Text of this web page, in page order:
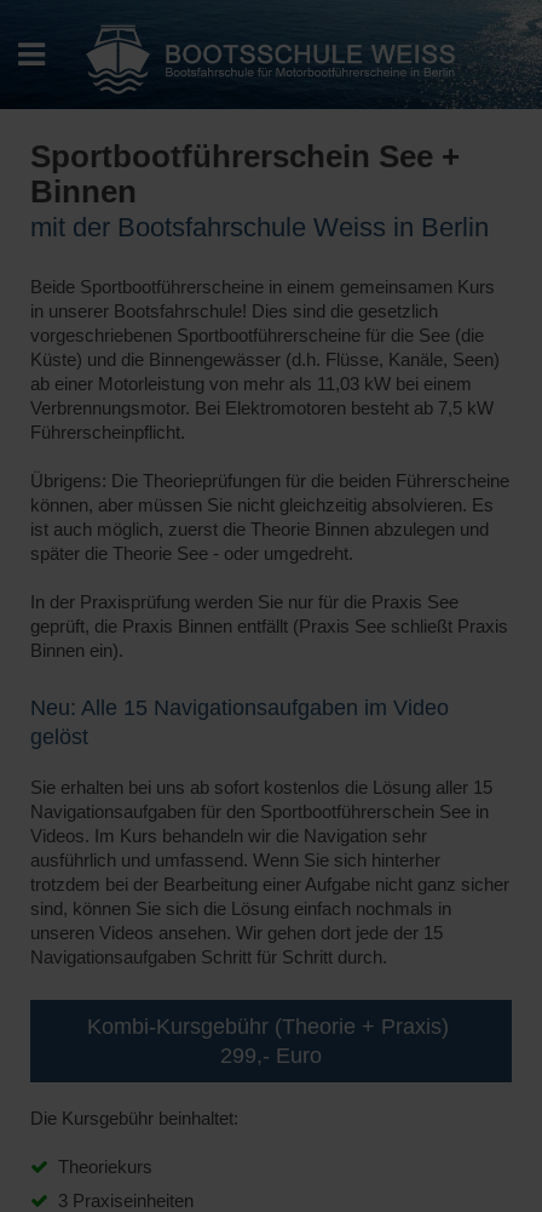
Sportbootführerschein See +
Binnen
mit der Bootsfahrschule Weiss in Berlin
Beide Sportbootführerscheine in einem gemeinsamen Kurs
in unserer Bootsfahrschule! Dies sind die gesetzlich
vorgeschriebenen Sportbootführerscheine für die See (die
Küste) und die Binnengewässer (d.h. Flüsse, Kanäle, Seen)
ab einer Motorleistung von mehr als 11,03 kW bei einem
Verbrennungsmotor. Bei Elektromotoren besteht ab 7,5 kW
Führerscheinpflicht.
Übrigens: Die Theorieprüfungen für die beiden Führerscheine
können, aber müssen Sie nicht gleichzeitig absolvieren. Es
ist auch möglich, zuerst die Theorie Binnen abzulegen und
später die Theorie See - oder umgedreht.
In der Praxisprüfung werden Sie nur für die Praxis See
geprüft, die Praxis Binnen entfällt (Praxis See schließt Praxis
Binnen ein).
Neu: Alle 15 Navigationsaufgaben im Video
gelöst
Sie erhalten bei uns ab sofort kostenlos die Lösung aller 15
Navigationsaufgaben für den Sportbootführerschein See in
Videos. Im Kurs behandeln wir die Navigation sehr
ausführlich und umfassend. Wenn Sie sich hinterher
trotzdem bei der Bearbeitung einer Aufgabe nicht ganz sicher
sind, können Sie sich die Lösung einfach nochmals in
unseren Videos ansehen. Wir gehen dort jede der 15
Navigationsaufgaben Schritt für Schritt durch.
Kombi-Kursgebühr (Theorie + Praxis)
299,- Euro
Die Kursgebühr beinhaltet:
Theoriekurs
3 Praxiseinheiten